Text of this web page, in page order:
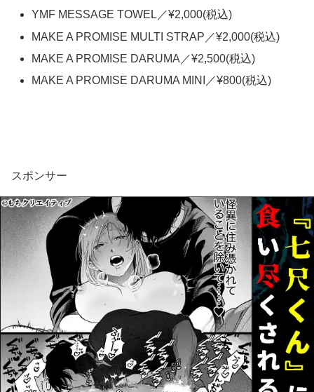
YMF MESSAGE TOWEL／¥2,000(税込)
MAKE A PROMISE MULTI STRAP／¥2,000(税込)
MAKE A PROMISE DARUMA／¥2,500(税込)
MAKE A PROMISE DARUMA MINI／¥800(税込)
スポンサー